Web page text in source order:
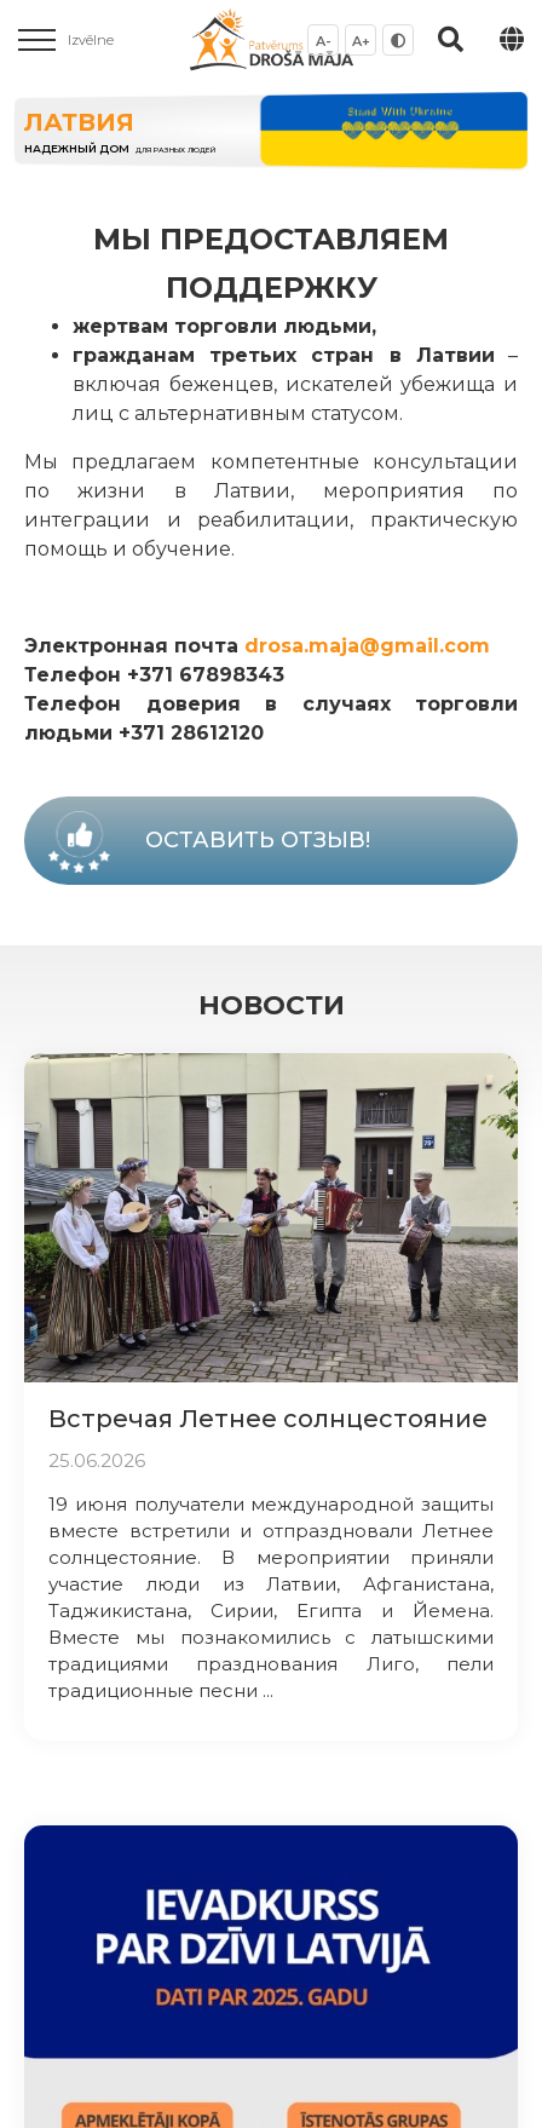
Izvēlne A- A+
ЛАТВИЯ
НАДЕЖНЫЙ ДОМ ДЛЯ РАЗНЫХ ЛЮДЕЙ
МЫ ПРЕДОСТАВЛЯЕМ
ПОДДЕРЖКУ
жертвам торговли людьми,
гражданам третьих стран в Латвии –
включая беженцев, искателей убежища и
лиц с альтернативным статусом.
Мы предлагаем компетентные консультации
по жизни в Латвии, мероприятия по
интеграции и реабилитации, практическую
помощь и обучение.
Электронная почта drosa.maja@gmail.com
Телефон +371 67898343
Телефон доверия в случаях торговли
людьми +371 28612120
ОСТАВИТЬ ОТЗЫВ!
НОВОСТИ
Встречая Летнее солнцестояние
25.06.2026
19 июня получатели международной защиты
вместе встретили и отпраздновали Летнее
солнцестояние. В мероприятии приняли
участие люди из Латвии, Афганистана,
Таджикистана, Сирии, Египта и Йемена.
Вместе мы познакомились с латышскими
традициями празднования Лиго, пели
традиционные песни ...